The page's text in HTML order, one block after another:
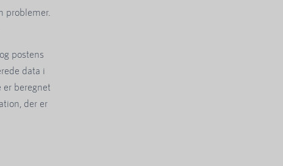
problemer.
postens
data i
beregnet
der er